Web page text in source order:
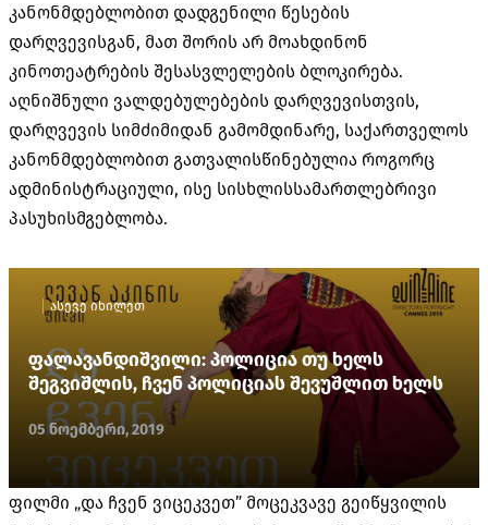
კანონმდებლობით დადგენილი წესების
დარღვევისგან, მათ შორის არ მოახდინონ
კინოთეატრების შესასვლელების ბლოკირება.
აღნიშნული ვალდებულებების დარღვევისთვის,
დარღვევის სიმძიმიდან გამომდინარე, საქართველოს
კანონმდებლობით გათვალისწინებულია როგორც
ადმინისტრაციული, ისე სისხლისსამართლებრივი
პასუხისმგებლობა.
ასევე იხილეთ
ფალავანდიშვილი: პოლიცია თუ ხელს
შეგვიშლის, ჩვენ პოლიციას შევუშლით ხელს
05 ნოემბერი, 2019
ფილმი „და ჩვენ ვიცეკვეთ” მოცეკვავე გეიწყვილის